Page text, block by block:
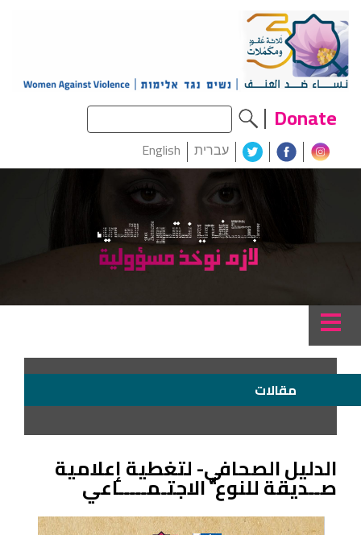
Donate
עברית English
مقالات
الدليل الصحافي- لتغطية إعلامية
صــديقة للنوع ّ الاجتـمـــــاعي